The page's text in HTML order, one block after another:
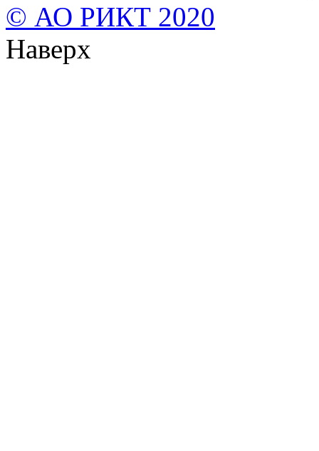
© АО РИКТ 2020
Наверх